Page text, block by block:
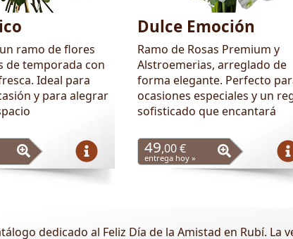
ramo de flores
de temporada con
Ideal para
y para alegrar
Dulce Emoción
Ramo de Rosas Premium y
Alstroemerias, arreglado de
forma elegante. Perfecto
ocasiones especiales y un
sofisticado que encantará
49,00 €
entrega hoy »
dedicado al Feliz Día de la Amistad en Rubí. La